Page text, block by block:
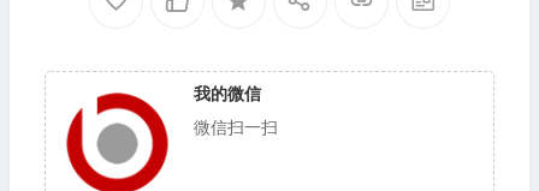
我的微信
微信扫一扫